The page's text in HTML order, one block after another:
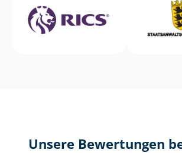
Unsere Bewertungen